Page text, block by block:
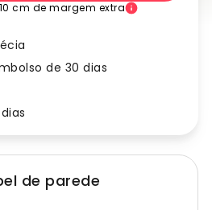
cm de margem extra
de 30 dias
de parede